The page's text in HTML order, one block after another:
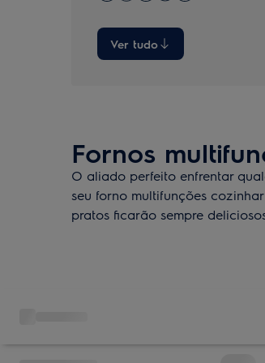
Ver tudo
Fornos
O aliado perfeito enfrentar
seu forno multifunções
pratos ficarão sempre